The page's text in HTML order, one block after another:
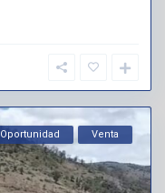
Oportunidad Venta